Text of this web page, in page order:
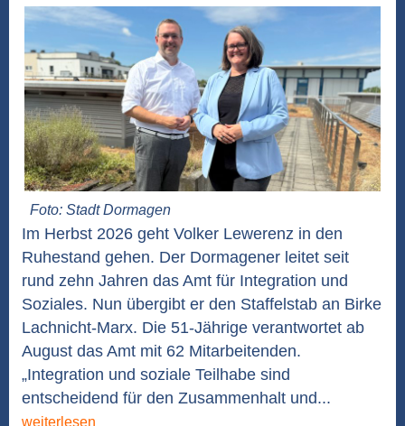
Foto: Stadt Dormagen
Im Herbst 2026 geht Volker Lewerenz in den
Ruhestand gehen. Der Dormagener leitet seit
rund zehn Jahren das Amt für Integration und
Soziales. Nun übergibt er den Staffelstab an Birke
Lachnicht-Marx. Die 51-Jährige verantwortet ab
August das Amt mit 62 Mitarbeitenden.
„Integration und soziale Teilhabe sind
entscheidend für den Zusammenhalt und...
weiterlesen